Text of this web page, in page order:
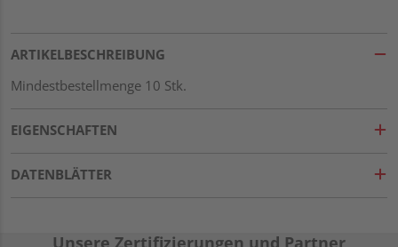
ARTIKELBESCHREIBUNG
Mindestbestellmenge 10 Stk.
EIGENSCHAFTEN
DATENBLÄTTER
Unsere Zertifizierungen und Partner